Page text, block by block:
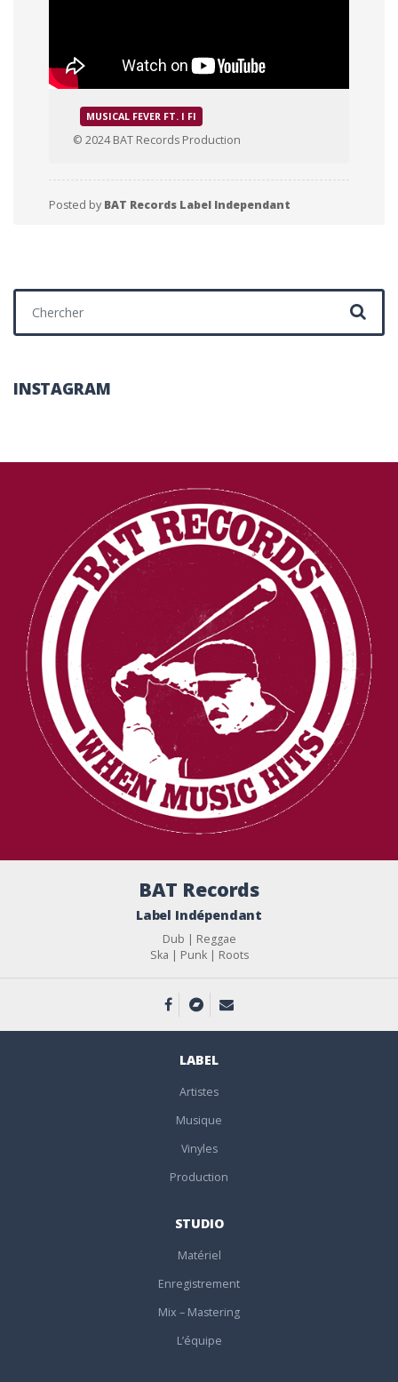
MUSICAL FEVER FT. I FI
© 2024 BAT Records Production
Posted by BAT Records Label Independant
Chercher :
INSTAGRAM
BAT Records
Label Indépendant
Dub | Reggae
Ska | Punk | Roots
LABEL
Artistes
Musique
Vinyles
Production
STUDIO
Matériel
Enregistrement
Mix – Mastering
L’équipe